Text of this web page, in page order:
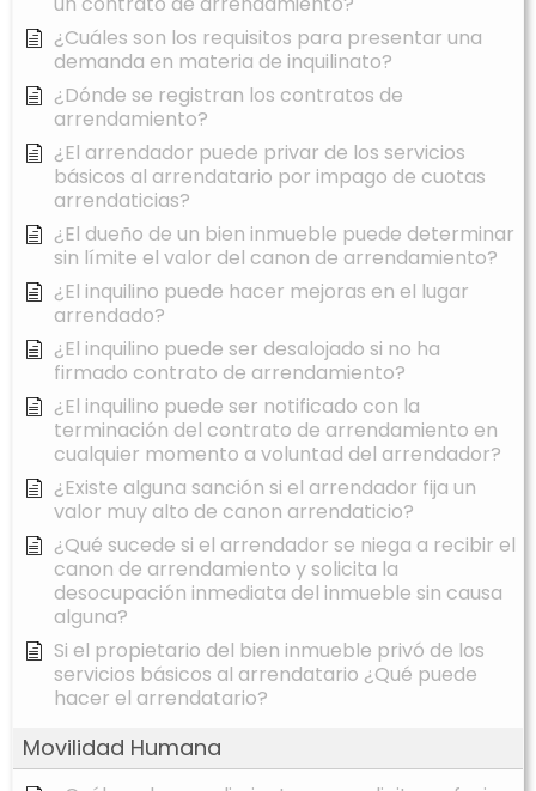
¿Cuáles son los requisitos para presentar una
demanda en materia de inquilinato?
¿Dónde se registran los contratos de
arrendamiento?
¿El arrendador puede privar de los servicios
básicos al arrendatario por impago de cuotas
arrendaticias?
¿El dueño de un bien inmueble puede determinar
sin límite el valor del canon de arrendamiento?
¿El inquilino puede hacer mejoras en el lugar
arrendado?
¿El inquilino puede ser desalojado si no ha
firmado contrato de arrendamiento?
¿El inquilino puede ser notificado con la
terminación del contrato de arrendamiento en
cualquier momento a voluntad del arrendador?
¿Existe alguna sanción si el arrendador fija un
valor muy alto de canon arrendaticio?
¿Qué sucede si el arrendador se niega a recibir el
canon de arrendamiento y solicita la
desocupación inmediata del inmueble sin causa
alguna?
Si el propietario del bien inmueble privó de los
servicios básicos al arrendatario ¿Qué puede
hacer el arrendatario?
Movilidad Humana